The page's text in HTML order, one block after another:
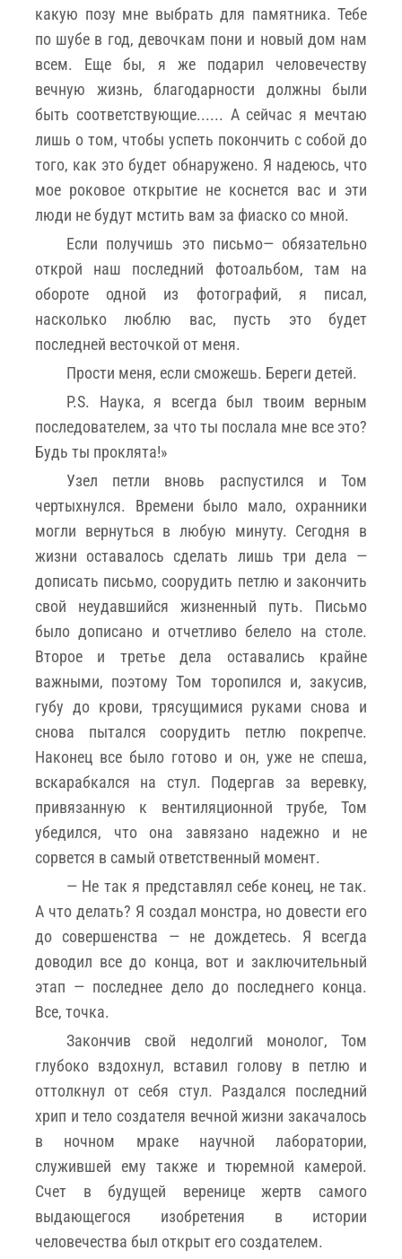
какую позу мне выбрать для памятника. Тебе
по шубе в год, девочкам пони и новый дом нам
всем. Еще бы, я же подарил человечеству
вечную жизнь, благодарности должны были
быть соответствующие...... А сейчас я мечтаю
лишь о том, чтобы успеть покончить с собой до
того, как это будет обнаружено. Я надеюсь, что
мое роковое открытие не коснется вас и эти
люди не будут мстить вам за фиаско со мной.
Если получишь это письмо— обязательно
открой наш последний фотоальбом, там на
обороте одной из фотографий, я писал,
насколько люблю вас, пусть это будет
последней весточкой от меня.
Прости меня, если сможешь. Береги детей.
P.S. Наука, я всегда был твоим верным
последователем, за что ты послала мне все это?
Будь ты проклята!»
Узел петли вновь распустился и Том
чертыхнулся. Времени было мало, охранники
могли вернуться в любую минуту. Сегодня в
жизни оставалось сделать лишь три дела —
дописать письмо, соорудить петлю и закончить
свой неудавшийся жизненный путь. Письмо
было дописано и отчетливо белело на столе.
Второе и третье дела оставались крайне
важными, поэтому Том торопился и, закусив,
губу до крови, трясущимися руками снова и
снова пытался соорудить петлю покрепче.
Наконец все было готово и он, уже не спеша,
вскарабкался на стул. Подергав за веревку,
привязанную к вентиляционной трубе, Том
убедился, что она завязано надежно и не
сорвется в самый ответственный момент.
— Не так я представлял себе конец, не так.
А что делать? Я создал монстра, но довести его
до совершенства — не дождетесь. Я всегда
доводил все до конца, вот и заключительный
этап — последнее дело до последнего конца.
Все, точка.
Закончив свой недолгий монолог, Том
глубоко вздохнул, вставил голову в петлю и
оттолкнул от себя стул. Раздался последний
хрип и тело создателя вечной жизни закачалось
в ночном мраке научной лаборатории,
служившей ему также и тюремной камерой.
Счет в будущей веренице жертв самого
выдающегося изобретения в истории
человечества был открыт его создателем.